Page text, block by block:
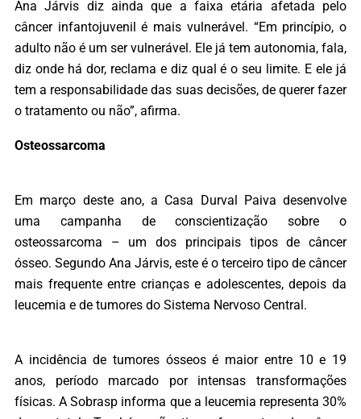
Ana Járvis diz ainda que a faixa etária afetada pelo
câncer infantojuvenil é mais vulnerável. “Em princípio, o
adulto não é um ser vulnerável. Ele já tem autonomia, fala,
diz onde há dor, reclama e diz qual é o seu limite. E ele já
tem a responsabilidade das suas decisões, de querer fazer
o tratamento ou não”, afirma.
Osteossarcoma
Em março deste ano, a Casa Durval Paiva desenvolve
uma campanha de conscientização sobre o
osteossarcoma – um dos principais tipos de câncer
ósseo. Segundo Ana Járvis, este é o terceiro tipo de câncer
mais frequente entre crianças e adolescentes, depois da
leucemia e de tumores do Sistema Nervoso Central.
A incidência de tumores ósseos é maior entre 10 e 19
anos, período marcado por intensas transformações
físicas. A Sobrasp informa que a leucemia representa 30%